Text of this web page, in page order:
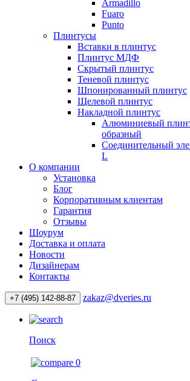
Armadillo
Fuaro
Punto
Плинтусы
Вставки в плинтус
Плинтус МДФ
Скрытый плинтус
Теневой плинтус
Шпонированный плинтус
Щелевой плинтус
Накладной плинтус
Алюминиевый
образный
Соединительный
L
О компании
Установка
Блог
Корпоративным клиентам
Гарантия
Отзывы
Шоурум
Доставка и оплата
Новости
Дизайнерам
Контакты
+7 (495) 142-88-87 zakaz@dveries.ru
Поиск
0